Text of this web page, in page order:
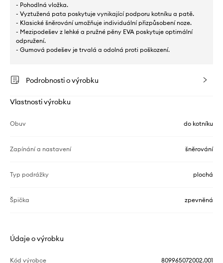
- Pohodlná vložka.
- Vyztužená pata poskytuje vynikající podporu kotníku a patě.
- Klasické šněrování umožňuje individuální přizpůsobení noze.
- Mezipodešev z lehké a pružné pěny EVA poskytuje optimální
odpružení.
- Gumová podešev je trvalá a odolná proti poškození.
Podrobnosti o výrobku
Vlastnosti výrobku
Obuv do kotníku
Zapínání a nastavení šněrování
Typ podrážky plochá
Špička zpevněná
Údaje o výrobku
Kód výrobce 809965072002.001